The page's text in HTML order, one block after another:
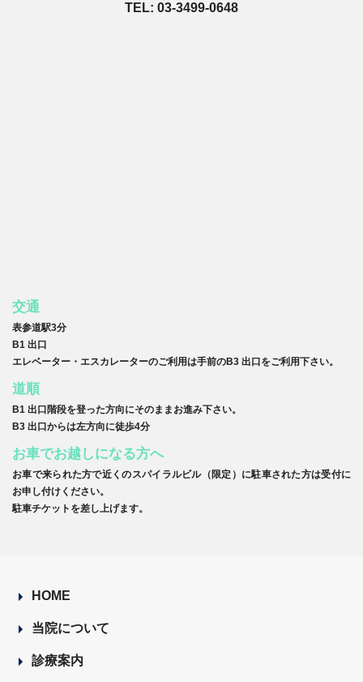
TEL: 03-3499-0648
交通
表参道駅3分
B1 出口
エレベーター・エスカレーターのご利用は手前のB3 出口をご利用下さい。
道順
B1 出口階段を登った方向にそのままお進み下さい。
B3 出口からは左方向に徒歩4分
お車でお越しになる方へ
お車で来られた方で近くのスパイラルビル（限定）に駐車された方は受付に
お申し付けください。
駐車チケットを差し上げます。
HOME
当院について
診療案内